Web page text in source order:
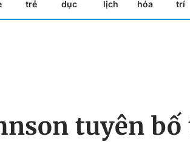
trẻ
dục
lịch
hóa
trí
tuyên